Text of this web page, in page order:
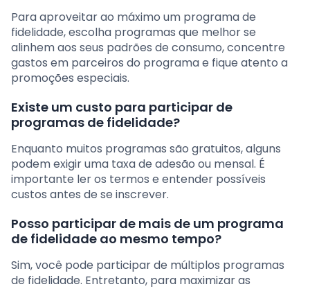
Para aproveitar ao máximo um programa de
fidelidade, escolha programas que melhor se
alinhem aos seus padrões de consumo, concentre
gastos em parceiros do programa e fique atento a
promoções especiais.
Existe um custo para participar de
programas de fidelidade?
Enquanto muitos programas são gratuitos, alguns
podem exigir uma taxa de adesão ou mensal. É
importante ler os termos e entender possíveis
custos antes de se inscrever.
Posso participar de mais de um programa
de fidelidade ao mesmo tempo?
Sim, você pode participar de múltiplos programas
de fidelidade. Entretanto, para maximizar as